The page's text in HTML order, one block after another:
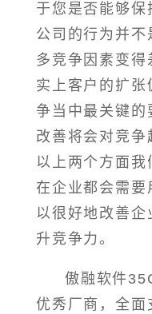
于您是否能够
公司的行为并不
多竞争因素变
实上客户的扩张
争当中最关键的
改善将会对竞
以上两个方面
在企业都会需要
以很好地改善
升竞争力。
傲融软件
优秀厂商，全面